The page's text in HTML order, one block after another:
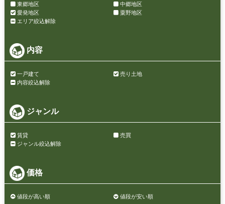
東郷地区
中郷地区
愛発地区
粟野地区
エリア絞込解除
内容
一戸建て
売り土地
内容絞込解除
ジャンル
賃貸
売買
ジャンル絞込解除
価格
値段が高い順 値段が安い順